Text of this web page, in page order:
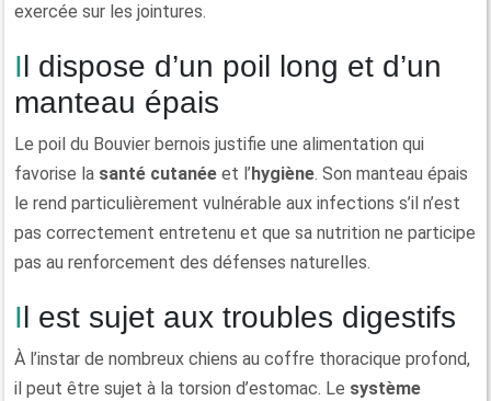
exercée sur les jointures.
Il dispose d’un poil long et d’un
manteau épais
Le poil du Bouvier bernois justifie une alimentation qui
favorise la santé cutanée et l’hygiène. Son manteau épais
le rend particulièrement vulnérable aux infections s’il n’est
pas correctement entretenu et que sa nutrition ne participe
pas au renforcement des défenses naturelles.
Il est sujet aux troubles digestifs
À l’instar de nombreux chiens au coffre thoracique profond,
il peut être sujet à la torsion d’estomac. Le système